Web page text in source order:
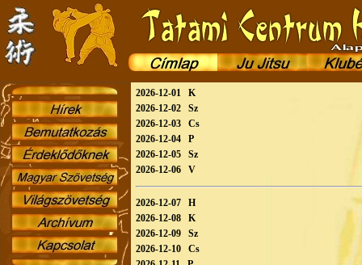
2026-12-01 K
2026-12-02 Sz
2026-12-03 Cs
2026-12-04 P
2026-12-05 Sz
2026-12-06 V
2026-12-07 H
2026-12-08 K
2026-12-09 Sz
2026-12-10 Cs